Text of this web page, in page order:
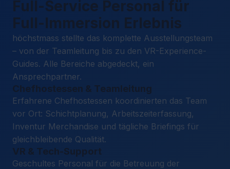
Full-Service Personal für
Full-Immersion Erlebnis
höchstmass stellte das komplette Ausstellungsteam
– von der Teamleitung bis zu den VR-Experience-
Guides. Alle Bereiche abgedeckt, ein
Ansprechpartner.
Chefhostessen & Teamleitung
Erfahrene Chefhostessen koordinierten das Team
vor Ort: Schichtplanung, Arbeitszeiterfassung,
Inventur Merchandise und tägliche Briefings für
gleichbleibende Qualität.
VR & Tech-Support
Geschultes Personal für die Betreuung der